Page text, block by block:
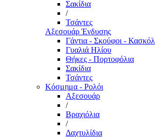
Σακίδια
/
Τσάντες
Αξεσουάρ Ένδυσης
Γάντια - Σκούφοι - Κασκόλ
Γυαλιά Ηλίου
Θήκες - Πορτοφόλια
Σακίδια
Τσάντες
Κόσμημα - Ρολόι
Αξεσουάρ
/
Βραχιόλια
/
Δαχτυλίδια